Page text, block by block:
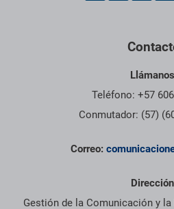
Teléfono: +57
Conmutador: (57)
Correo:
Gestión de la Comunicación y